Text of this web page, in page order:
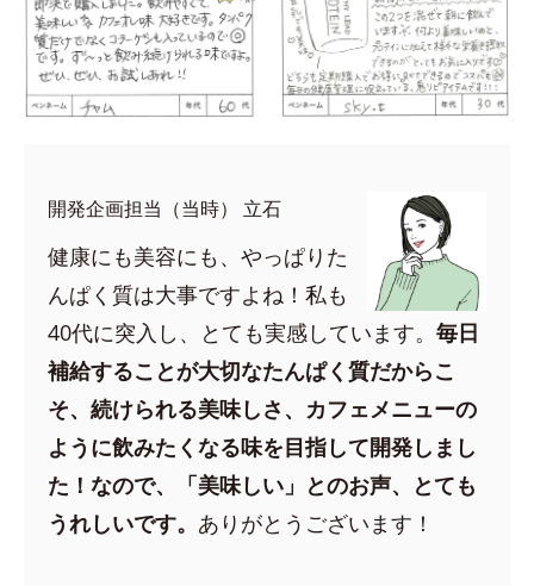
開発企画担当（当時） 立石
健康にも美容にも、やっぱりた
んぱく質は大事ですよね！私も
40代に突入し、とても実感しています。 毎日
補給することが大切なたんぱく質だからこ
そ、続けられる美味しさ、カフェメニューの
ように飲みたくなる味を目指して開発しまし
た！なので、「美味しい」とのお声、とても
うれしいです。 ありがとうございます！